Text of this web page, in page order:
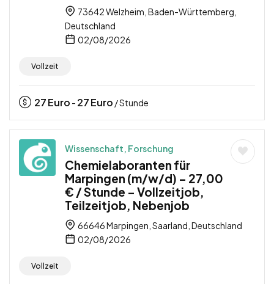
73642 Welzheim, Baden-Württemberg,
Deutschland
02/08/2026
Vollzeit
27Euro - 27Euro / Stunde
Wissenschaft, Forschung
Chemielaboranten für
Marpingen (m/w/d) – 27,00
€ / Stunde – Vollzeitjob,
Teilzeitjob, Nebenjob
66646 Marpingen, Saarland, Deutschland
02/08/2026
Vollzeit